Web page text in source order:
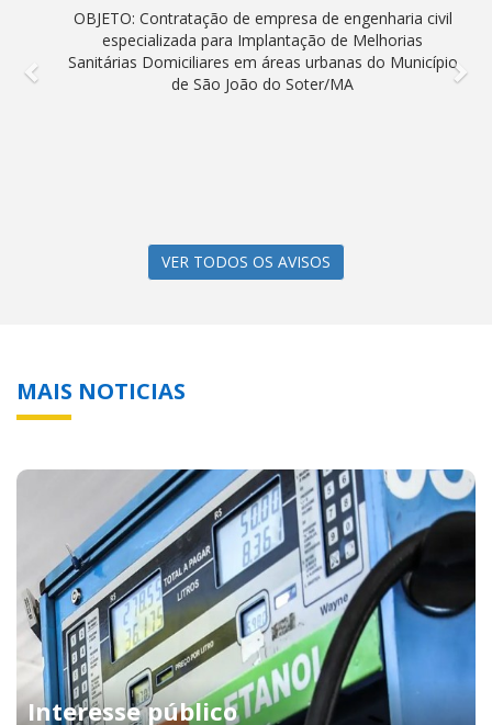
OBJETO: Contratação de empresa de engenharia civil
especializada para Implantação de Melhorias
Sanitárias Domiciliares em áreas urbanas do Município
de São João do Soter/MA
MAIS NOTICIAS
Interesse público
Gasolina com 32% de etanol passa a valer neste
sábado (1º)